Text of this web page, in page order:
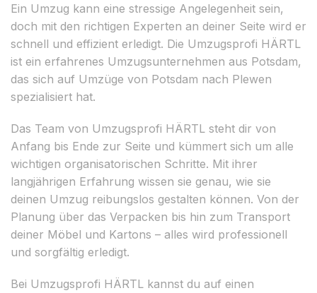
Ein Umzug kann eine stressige Angelegenheit sein,
doch mit den richtigen Experten an deiner Seite wird er
schnell und effizient erledigt. Die Umzugsprofi HÄRTL
ist ein erfahrenes Umzugsunternehmen aus Potsdam,
das sich auf Umzüge von Potsdam nach Plewen
spezialisiert hat.
Das Team von Umzugsprofi HÄRTL steht dir von
Anfang bis Ende zur Seite und kümmert sich um alle
wichtigen organisatorischen Schritte. Mit ihrer
langjährigen Erfahrung wissen sie genau, wie sie
deinen Umzug reibungslos gestalten können. Von der
Planung über das Verpacken bis hin zum Transport
deiner Möbel und Kartons – alles wird professionell
und sorgfältig erledigt.
Bei Umzugsprofi HÄRTL kannst du auf einen